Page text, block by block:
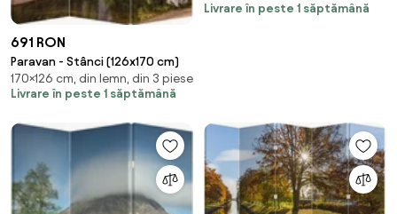
691 RON
Paravan - Stânci (126x170 cm)
170×126 cm, din lemn, din 3 piese
Livrare în peste 1 săptămână
Livrare în peste 1 săptămână